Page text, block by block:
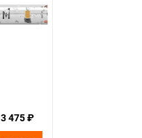
3 475 ₽